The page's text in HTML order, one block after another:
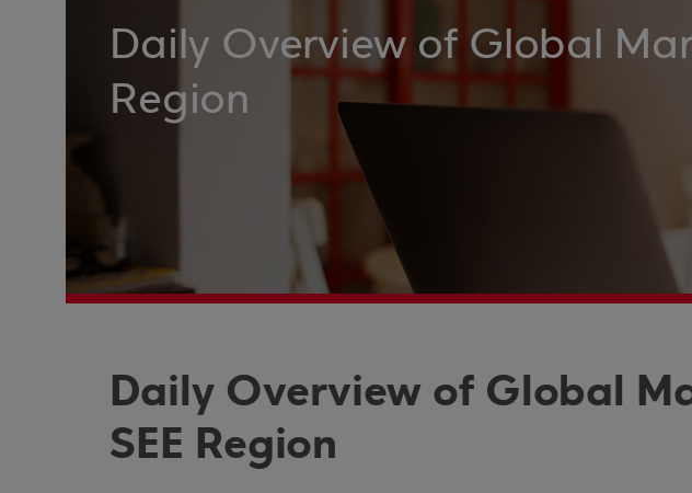
Daily Overview of Global
Region
Daily Overview of Global
SEE Region